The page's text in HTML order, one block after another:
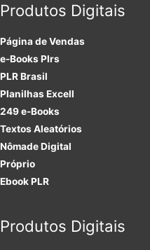
Produtos Digitais
Página de Vendas
e-Books Plrs
PLR Brasil
Planilhas Excell
249 e-Books
Textos Aleatórios
Nômade Digital
Próprio
Ebook PLR
Produtos Digitais